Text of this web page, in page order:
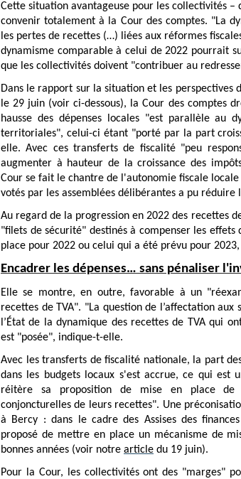
Cette situation avantageuse pour les collectivités –
convenir totalement à la Cour des comptes. "La
les pertes de recettes (…) liées aux réformes
dynamisme comparable à celui de 2022 pourrait
que les collectivités doivent "contribuer au
Dans le rapport sur la situation et les perspectives
le 29 juin (voir ci-dessous), la Cour des comptes
hausse des dépenses locales "est parallèle au
territoriales", celui-ci étant "porté par la part
elle. Avec ces transferts de fiscalité "peu
augmenter à hauteur de la croissance des
Cour se fait le chantre de l'autonomie fiscale
votés par les assemblées délibérantes a pu réduire
Au regard de la progression en 2022 des recettes
"filets de sécurité" destinés à compenser les
place pour 2022 ou celui qui a été prévu pour
Encadrer les dépenses… sans pénaliser
Elle se montre, en outre, favorable à un
recettes de TVA". "La question de l’affectation
l’État de la dynamique des recettes de TVA qui
est "posée", indique-t-elle.
Avec les transferts de fiscalité nationale, la part
dans les budgets locaux s'est accrue, ce qui est
réitère sa proposition de mise en place de
conjoncturelles de leurs recettes". Une
à Bercy : dans le cadre des Assises des
proposé de mettre en place un mécanisme de
bonnes années (voir notre article du 19 juin).
Pour la Cour, les collectivités ont des "marges"